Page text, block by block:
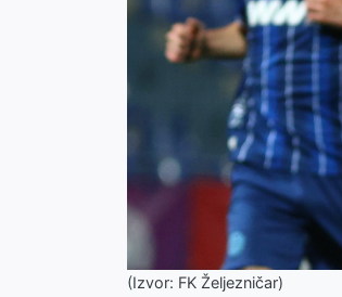
(Izvor: FK Željezničar)